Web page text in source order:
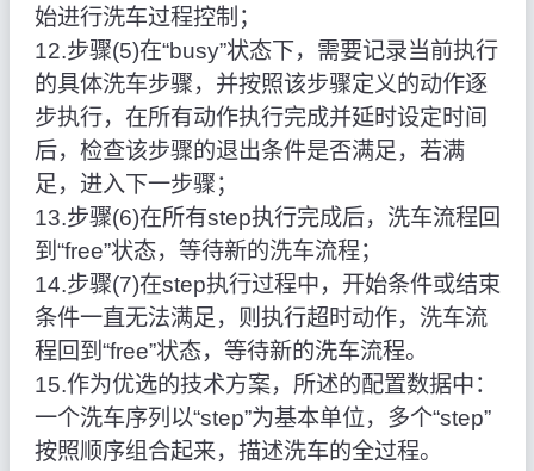
始进行洗车过程控制；
12.步骤(5)在“busy”状态下，需要记录当前执行
的具体洗车步骤，并按照该步骤定义的动作逐
步执行，在所有动作执行完成并延时设定时间
后，检查该步骤的退出条件是否满足，若满
足，进入下一步骤；
13.步骤(6)在所有step执行完成后，洗车流程回
到“free”状态，等待新的洗车流程；
14.步骤(7)在step执行过程中，开始条件或结束
条件一直无法满足，则执行超时动作，洗车流
程回到“free”状态，等待新的洗车流程。
15.作为优选的技术方案，所述的配置数据中：
一个洗车序列以“step”为基本单位，多个“step”
按照顺序组合起来，描述洗车的全过程。